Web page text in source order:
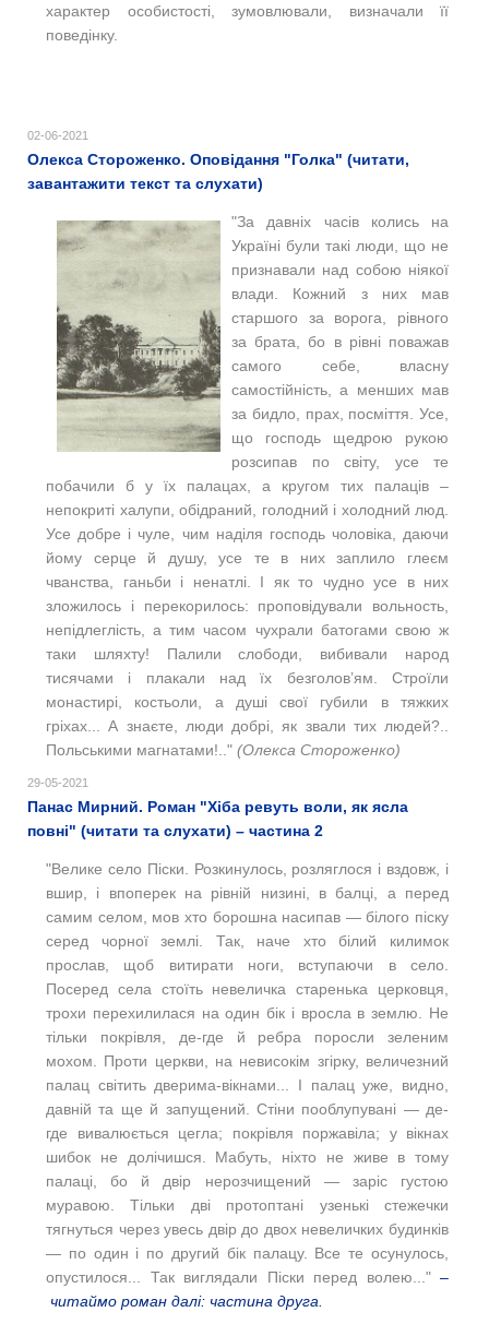
характер особистості, зумовлювали, визначали її
поведінку.
02-06-2021
Олекса Стороженко. Оповідання "Голка" (читати,
завантажити текст та слухати)
"За давніх часів колись на
Україні були такі люди, що не
признавали над собою ніякої
влади. Кожний з них мав
старшого за ворога, рівного
за брата, бо в рівні поважав
самого себе, власну
самостійність, а менших мав
за бидло, прах, посміття. Усе,
що господь щедрою рукою
розсипав по світу, усе те
побачили б у їх палацах, а кругом тих палаців –
непокриті халупи, обідраний, голодний і холодний люд.
Усе добре і чуле, чим наділя господь чоловіка, даючи
йому серце й душу, усе те в них заплило глеєм
чванства, ганьби і ненатлі. І як то чудно усе в них
зложилось і перекорилось: проповідували вольность,
непідлеглість, а тим часом чухрали батогами свою ж
таки шляхту! Палили слободи, вибивали народ
тисячами і плакали над їх безголов’ям. Строїли
монастирі, костьоли, а душі свої губили в тяжких
гріхах... А знаєте, люди добрі, як звали тих людей?..
Польськими магнатами!.." (Олекса Стороженко)
29-05-2021
Панас Мирний. Роман "Хіба ревуть воли, як ясла
повні" (читати та слухати) – частина 2
"Велике село Піски. Розкинулось, розляглося і вздовж, і
вшир, і впоперек на рівній низині, в балці, а перед
самим селом, мов хто борошна насипав — білого піску
серед чорної землі. Так, наче хто білий килимок
прослав, щоб витирати ноги, вступаючи в село.
Посеред села стоїть невеличка старенька церковця,
трохи перехилилася на один бік і вросла в землю. Не
тільки покрівля, де-где й ребра поросли зеленим
мохом. Проти церкви, на невисокім згірку, величезний
палац світить дверима-вікнами... І палац уже, видно,
давній та ще й запущений. Стіни пооблупувані — де-
где вивалюється цегла; покрівля поржавіла; у вікнах
шибок не долічишся. Мабуть, ніхто не живе в тому
палаці, бо й двір нерозчищений — заріс густою
муравою. Тільки дві протоптані узенькі стежечки
тягнуться через увесь двір до двох невеличких будинків
— по один і по другий бік палацу. Все те осунулось,
опустилося... Так виглядали Піски перед волею..." –
читаймо роман далі: частина друга.